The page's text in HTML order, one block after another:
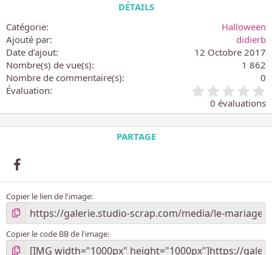
DÉTAILS
Catégorie
Halloween
Ajouté par
didierb
Date d’ajout
12 Octobre 2017
Nombre(s) de vue(s)
1 862
Nombre de commentaire(s)
0
Évaluation
.
0
0
)
0 évaluations
PARTAGE
Copier le lien de l'image
Copier le code BB de l'image